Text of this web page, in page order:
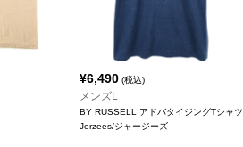
¥6,490 (税込)
メンズL
BY RUSSELL アドバタイジングTシャツ
Jerzees/ジャージーズ